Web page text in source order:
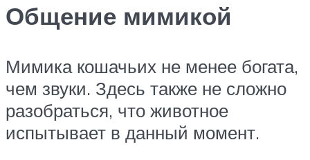
Общение мимикой
Мимика кошачьих не менее богата,
чем звуки. Здесь также не сложно
разобраться, что животное
испытывает в данный момент.